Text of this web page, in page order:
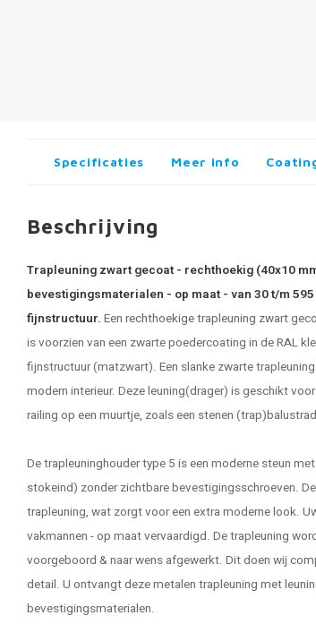
Specificaties Meer info
Beschrijving
Trapleuning zwart gecoat - rechthoekig (40x10
bevestigingsmaterialen - op maat - van 30 t/m
fijnstructuur. Een rechthoekige trapleuning zwart
is voorzien van een zwarte poedercoating in de RAL
fijnstructuur (matzwart). Een slanke zwarte
modern interieur. Deze leuning(drager) is geschikt
railing op een muurtje, zoals een stenen
De trapleuninghouder type 5 is een moderne steun
stokeind) zonder zichtbare bevestigingsschroeven.
trapleuning, wat zorgt voor een extra moderne look.
vakmannen - op maat vervaardigd. De trapleuning
voorgeboord & naar wens afgewerkt. Dit doen wij
detail. U ontvangt deze metalen trapleuning met
bevestigingsmaterialen.